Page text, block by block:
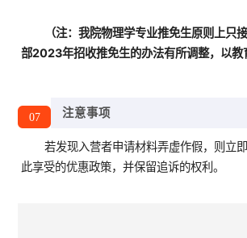
（注：我院物理学专业推免生原则上只
部2023年招收推免生的办法有所调整，以教
07 注意事项
若发现入营者申请材料弄虚作假，则立
此享受的优惠政策，并保留追诉的权利。